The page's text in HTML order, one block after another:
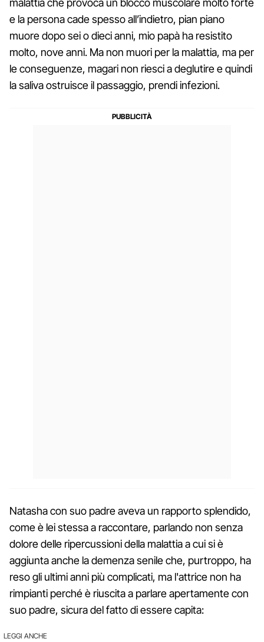
malattia che provoca un blocco muscolare molto forte
e la persona cade spesso all’indietro, pian piano
muore dopo sei o dieci anni, mio papà ha resistito
molto, nove anni. Ma non muori per la malattia, ma per
le conseguenze, magari non riesci a deglutire e quindi
la saliva ostruisce il passaggio, prendi infezioni.
Natasha con suo padre aveva un rapporto splendido,
come è lei stessa a raccontare, parlando non senza
dolore delle ripercussioni della malattia a cui si è
aggiunta anche la demenza senile che, purtroppo, ha
reso gli ultimi anni più complicati, ma l'attrice non ha
rimpianti perché è riuscita a parlare apertamente con
suo padre, sicura del fatto di essere capita:
LEGGI ANCHE